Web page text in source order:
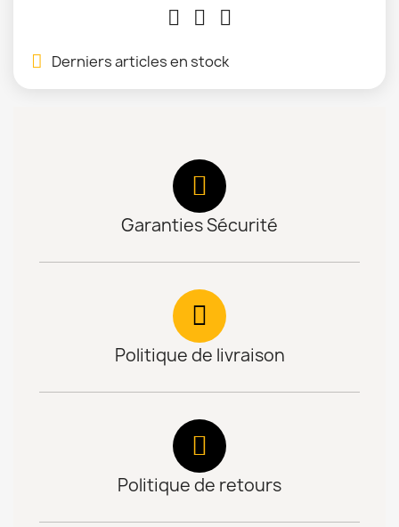
Derniers articles en stock
Garanties Sécurité
Politique de livraison
Politique de retours